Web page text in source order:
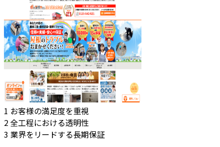
1 お客様の満足度を重視
2全工程における透明性
3 業界をリードする長期保証